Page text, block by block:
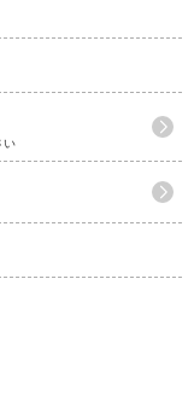
い